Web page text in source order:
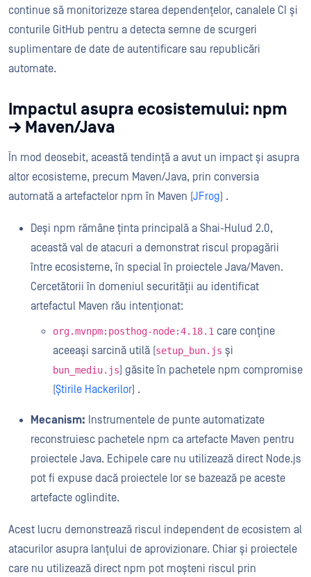
continue să monitorizeze starea dependențelor, canalele CI și
conturile GitHub pentru a detecta semne de scurgeri
suplimentare de date de autentificare sau republicări
automate.
Impactul asupra ecosistemului: npm
→ Maven/Java
În mod deosebit, această tendință a avut un impact și asupra
altor ecosisteme, precum Maven/Java, prin conversia
automată a artefactelor npm în Maven (JFrog) .
Deși npm rămâne ținta principală a Shai-Hulud 2.0,
această val de atacuri a demonstrat riscul propagării
între ecosisteme, în special în proiectele Java/Maven.
Cercetătorii în domeniul securității au identificat
artefactul Maven rău intenționat:
org.mvnpm:posthog-node:4.18.1 care conține
aceeași sarcină utilă (setup_bun.js și
bun_mediu.js) găsite în pachetele npm compromise
(Știrile Hackerilor) .
Mecanism: Instrumentele de punte automatizate
reconstruiesc pachetele npm ca artefacte Maven pentru
proiectele Java. Echipele care nu utilizează direct Node.js
pot fi expuse dacă proiectele lor se bazează pe aceste
artefacte oglindite.
Acest lucru demonstrează riscul independent de ecosistem al
atacurilor asupra lanțului de aprovizionare. Chiar și proiectele
care nu utilizează direct npm pot moșteni riscul prin